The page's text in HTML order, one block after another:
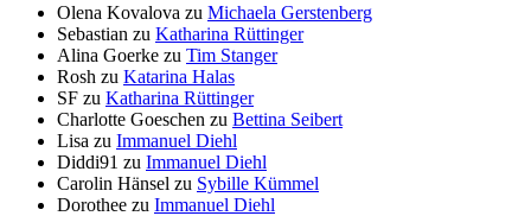
Olena Kovalova zu Michaela Gerstenberg
Sebastian zu Katharina Rüttinger
Alina Goerke zu Tim Stanger
Rosh zu Katarina Halas
SF zu Katharina Rüttinger
Charlotte Goeschen zu Bettina Seibert
Lisa zu Immanuel Diehl
Diddi91 zu Immanuel Diehl
Carolin Hänsel zu Sybille Kümmel
Dorothee zu Immanuel Diehl